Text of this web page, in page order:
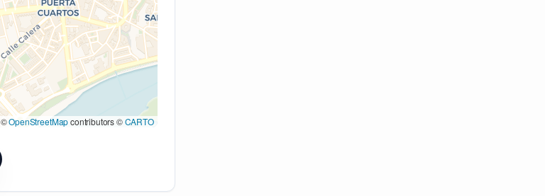
©OpenStreetMapcontributors ©CARTO